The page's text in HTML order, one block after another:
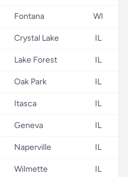
Fontana WI
Crystal Lake IL
Lake Forest IL
Oak Park IL
Itasca IL
Geneva IL
Naperville IL
Wilmette IL